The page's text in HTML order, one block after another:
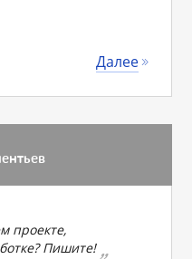
Далее
проекте,
Пишите!